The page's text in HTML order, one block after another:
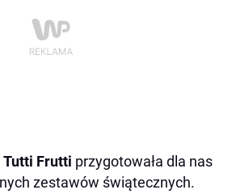
Tutti Frutti przygotowała dla nas
zestawów świątecznych.